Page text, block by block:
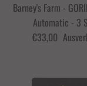
Barney's Farm -
Automatic - 3
€33,00